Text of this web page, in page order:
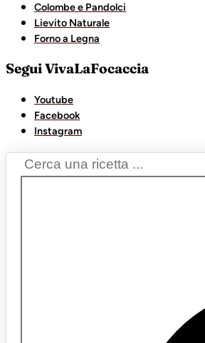
Colombe e Pandolci
Lievito Naturale
Forno a Legna
Segui VivaLaFocaccia
Youtube
Facebook
Instagram
Search
...